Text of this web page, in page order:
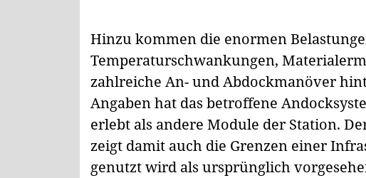
Hinzu kommen die enormen
Temperaturschwankungen,
zahlreiche An- und Abdockmanöver
Angaben hat das betroffene
erlebt als andere Module der Station.
zeigt damit auch die Grenzen einer
genutzt wird als ursprünglich